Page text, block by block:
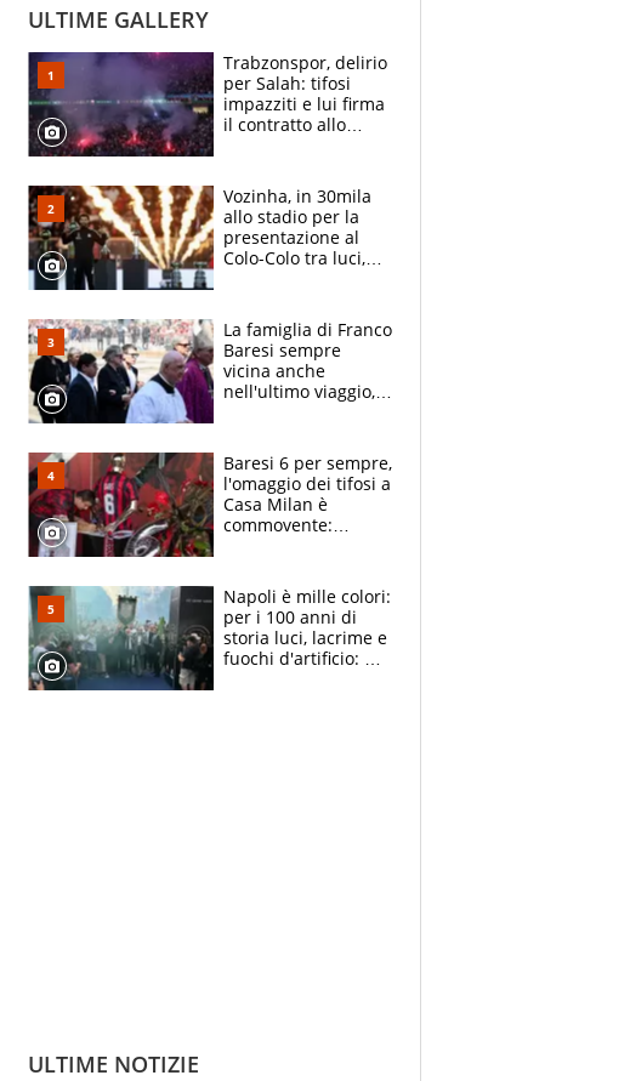
ULTIME GALLERY
Trabzonspor, delirio
per Salah: tifosi
impazziti e lui firma
il contratto allo
Vozinha, in 30mila
allo stadio per la
presentazione al
Colo-Colo tra luci,
La famiglia di Franco
Baresi sempre
vicina anche
nell'ultimo viaggio,
circondati
dall'affetto dei tifosi
Baresi 6 per sempre,
l'omaggio dei tifosi a
Casa Milan è
commovente:
bigliettini
Napoli è mille colori:
per i 100 anni di
storia luci, lacrime e
fuochi d'artificio: De
ULTIME NOTIZIE